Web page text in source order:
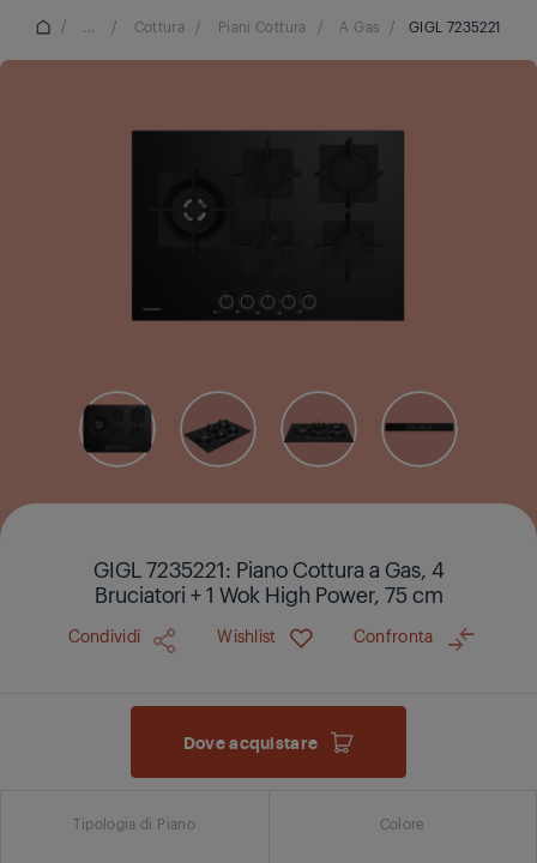
/ ... / Cottura / Piani Cottura / A Gas / GIGL 7235221
GIGL 7235221: Piano Cottura a Gas, 4
Bruciatori + 1 Wok High Power, 75 cm
Condividi Wishlist Confronta
Dove acquistare
Tipologia di Piano Colore